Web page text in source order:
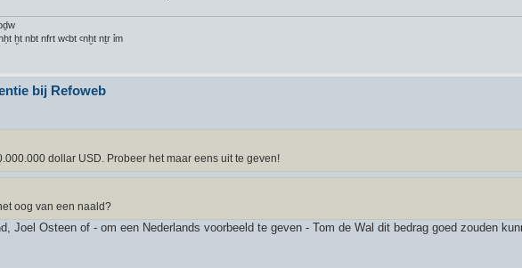
ḫt nbt nfrt wꜥbt ꜥnḫt nṯr ỉm
bij Refoweb
dollar USD. Probeer het maar eens uit te geven!
oog van een naald?
Joel Osteen of - om een Nederlands voorbeeld te geven - Tom de Wal dit bedrag goed zouden